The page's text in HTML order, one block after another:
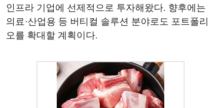
인프라 기업에 선제적으로 투자해왔다. 향후에는
의료·산업용 등 버티컬 솔루션 분야로도 포트폴리
오를 확대할 계획이다.